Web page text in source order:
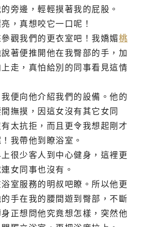
旁邊，輕輕摸著我的屁股。
，真想咬它一口呢！
觀我們的更衣室吧！我嬌媚桃
著便推開他在我臀部的手，加
走，真怕給別的同事看見這情
便向他介紹我們的設備。他的
撫摸，因這女沒有其它女同
太抗拒，而且更令我想起剛才
我帶他到瞭浴室。
很少客人到中心健身，這裡更
女同事也沒有。
室服務的明叔吧瞭。所以他更
手在我的腰間遊到臀部，不斷
正想問他究竟想怎樣，突然他